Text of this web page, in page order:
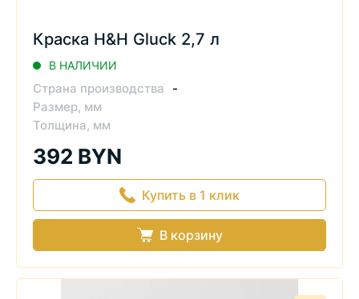
Краска H&H Gluck 2,7 л
В НАЛИЧИИ
Страна производства
-
Размер, мм
Толщина, мм
392 BYN
Купить в 1 клик
В корзину